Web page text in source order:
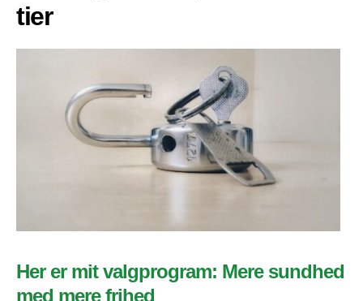
tier
Her er mit valgprogram: Mere sundhed
med mere frihed